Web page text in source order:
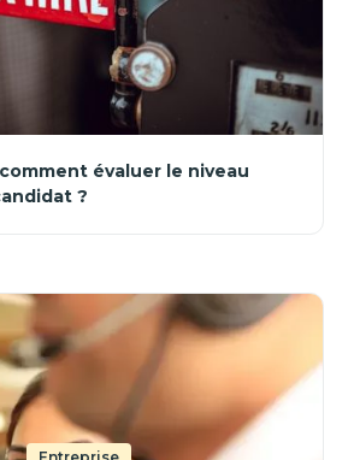
évaluer le niveau
?